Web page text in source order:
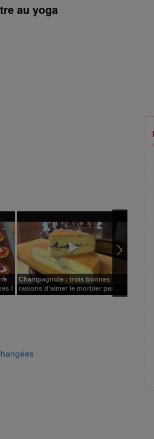
au yoga
!
Champagnole : trois bonnes
raisons d’aimer le morbier par...